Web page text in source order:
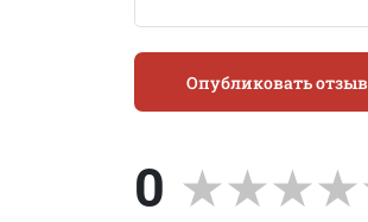
Опубликовать отзыв
0